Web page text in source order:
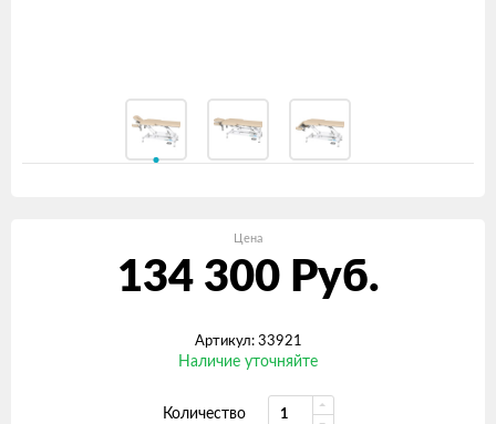
Цена
134 300 Руб.
Артикул: 33921
Наличие уточняйте
Количество